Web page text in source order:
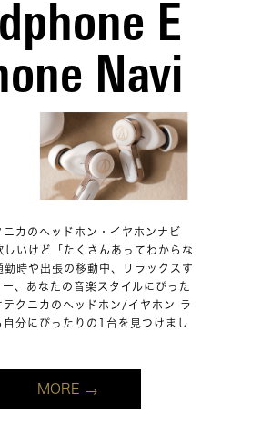
E
Navi
ニカのヘッドホン・イヤホンナビ
しいけど「たくさんあってわからな
勤時や出張の移動中、リラックスす
、あなたの音楽スタイルにぴった
テクニカのヘッドホン/イヤホン ラ
自分にぴったりの1台を見つけまし
MORE